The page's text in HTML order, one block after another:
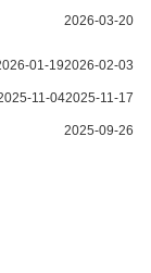
2026-03-20
2026-02-03
01-19
2025-11-17
11-04
2025-09-26